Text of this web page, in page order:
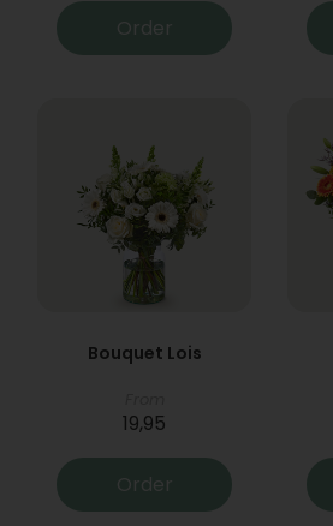
Order
Bouquet Lois
19,95
Order